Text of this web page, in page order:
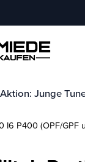
Aktion: Junge
P400 (OPF/GPF